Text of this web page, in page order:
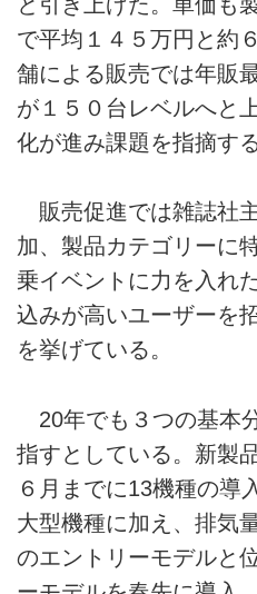
で平均１４５万円と約
舗による販売では年販
が１５０台レベルへと
化が進み課題を指摘する
販売促進では雑誌社
加、製品カテゴリーに
乗イベントに力を入れ
込みが高いユーザーを
を挙げている。
20年でも３つの基本
指すとしている。新製
６月までに13機種の導
大型機種に加え、排気
のエントリーモデルと